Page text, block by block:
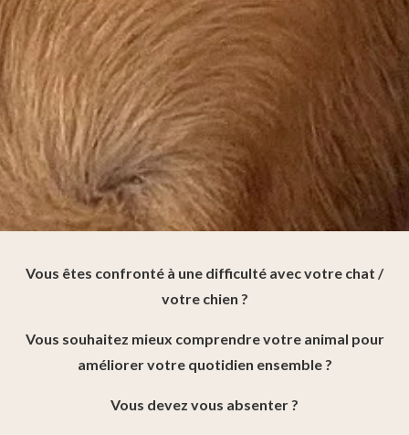
Vous êtes confronté à une difficulté avec votre chat /
votre chien ?
Vous souhaitez mieux comprendre votre animal pour
améliorer votre quotidien ensemble ?
Vous devez vous absenter ?